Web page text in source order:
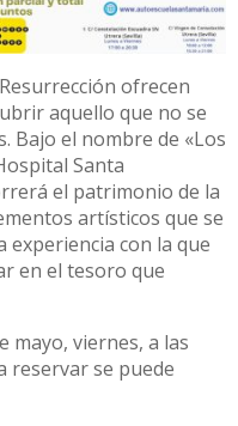
ofrecen
aquello que no se
Bajo el nombre de «Los
Santa
el patrimonio de la
artísticos que se
experiencia con la que
en el tesoro que
mayo, viernes, a las
reservar se puede